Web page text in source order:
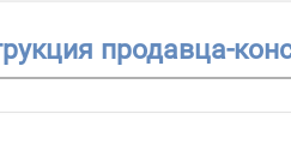
продавца-